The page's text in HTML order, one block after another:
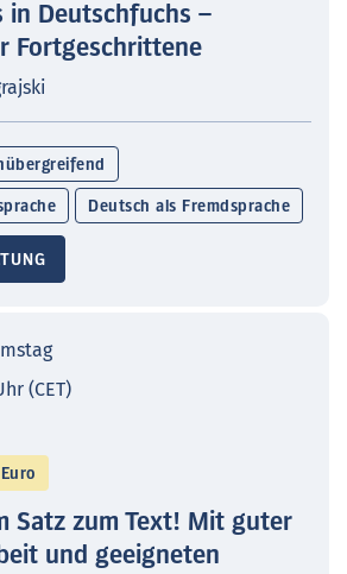
in Deutschfuchs –
Fortgeschrittene
Deutsch als Fremdsprache
(CET)
Satz zum Text! Mit guter
und geeigneten